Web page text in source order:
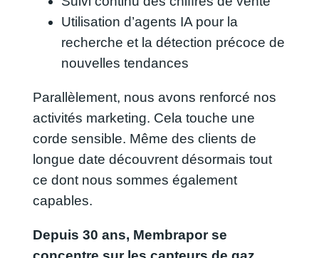
Utilisation d’agents IA pour la
recherche et la détection précoce de
nouvelles tendances
Parallèlement, nous avons renforcé nos
activités marketing. Cela touche une
corde sensible. Même des clients de
longue date découvrent désormais tout
ce dont nous sommes également
capables.
Depuis 30 ans, Membrapor se